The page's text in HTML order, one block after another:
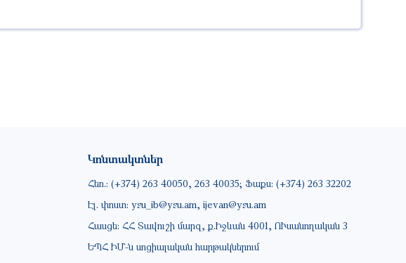
Կոնտակտներ
Հեռ.: (+374) 263 40050, 263 40035; Ֆաքս: (+374) 263 32202
Էլ. փոստ: ysu_ib@ysu.am, ijevan@ysu.am
Հասցե: ՀՀ Տավուշի մարզ, ք.Իջևան 4001, ՈՒսանողական 3
ԵՊՀ ԻՄ-ն սոցիալական հարթակներում